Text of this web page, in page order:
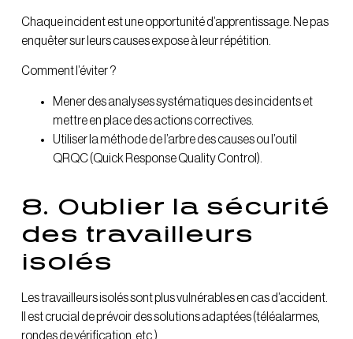
Chaque incident est une opportunité d’apprentissage. Ne pas
enquêter sur leurs causes expose à leur répétition.
Comment l’éviter ?
Mener des analyses systématiques des incidents et
mettre en place des actions correctives.
Utiliser la méthode de l’arbre des causes ou l’outil
QRQC (Quick Response Quality Control).
8. Oublier la sécurité
des travailleurs
isolés
Les travailleurs isolés sont plus vulnérables en cas d’accident.
Il est crucial de prévoir des solutions adaptées (téléalarmes,
rondes de vérification, etc.).